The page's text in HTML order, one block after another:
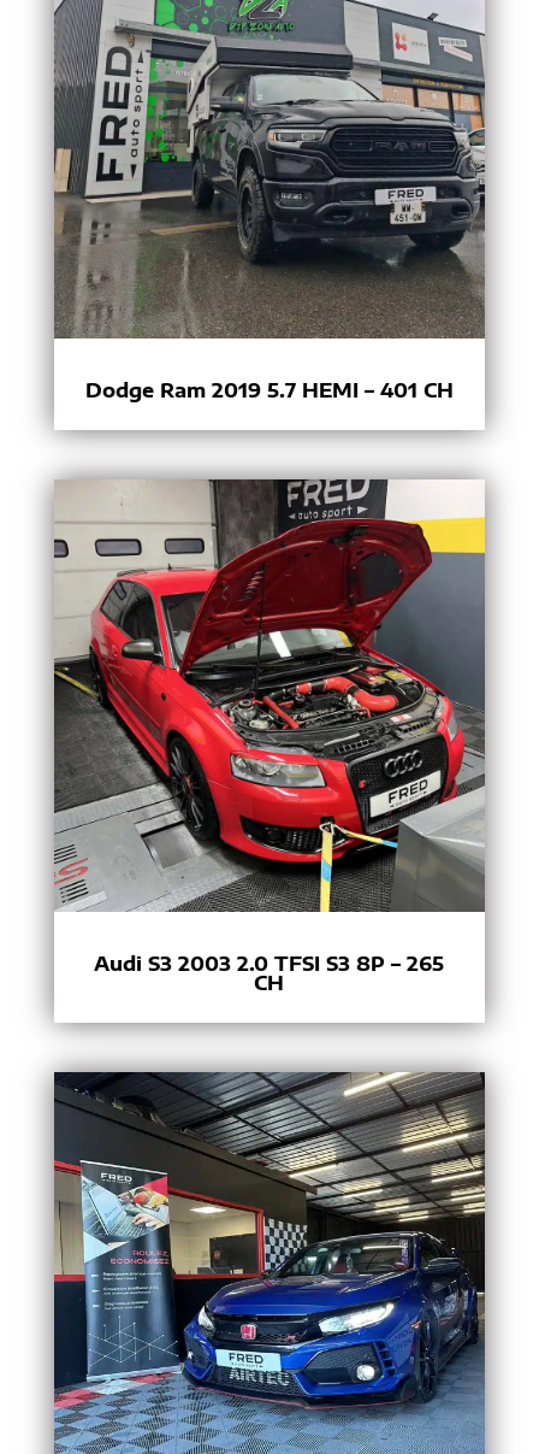
Dodge Ram 2019 5.7 HEMI – 401 CH
Audi S3 2003 2.0 TFSI S3 8P – 265
CH